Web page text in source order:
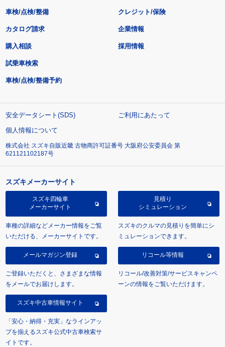
車検/点検/整備 クレジット/保険
カタログ請求
購入相談
試乗車検索
車検/点検/整備予約
企業情報
採用情報
安全データシート(SDS)
ご利用にあたって
個人情報について
株式会社 スズキ自販近畿 古物商許可証番号 大阪府公安委員会 第
621121102187号
スズキメーカーサイト
スズキ四輪車
メーカーサイト
車種の詳細などメーカー情報をご覧
いただける、メーカーサイトです。
見積り
シミュレーション
スズキのクルマの見積りを簡単にシ
ミュレーションできます。
メールマガジン登録
ご登録いただくと、さまざまな情報
をメールでお届けします。
リコール等情報
リコール/改善対策/サービスキャンペ
ーンの情報をご覧いただけます。
スズキ中古車情報サイト
「安心・納得・充実」なラインアッ
プを揃えるスズキ公式中古車検索サ
イトです。